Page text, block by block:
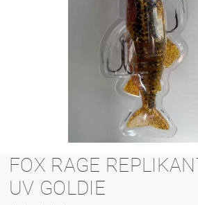
FOX RAGE
UV GOLDIE